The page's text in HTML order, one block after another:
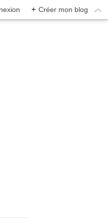
+ Créer mon blog